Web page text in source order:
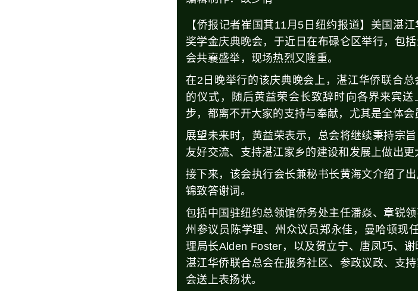
【侨报记者崔国萁11月5日纽约报道】美国湛
奖学金庆典晚会，于近日在布碌仑区举行，包
会共襄盛举，现场热烈又隆重。
在2日晚举行的该庆典晚会上，湛江华侨联合
的仪式，随后黄益荣会长致辞时向各界来宾
步，都离不开大家的支持与奉献，尤其是全体会
展望未来时，黄益荣表示，总会将继续秉持宗
友好交流、支持湛江家乡的建设和发展上做出更
接下来，该会执行会长兼秘书长黄海文介绍了
锦致答谢词。
包括中国驻纽约总领馆侨务处主任潘焱、章锐
州参议员陈学理、州众议员郑永佳，曼哈顿现
理局长Alden Foster，以及贺立宁、唐凤巧、
湛江华侨联合总会在服务社区、参政议政、支
会送上表扬状。